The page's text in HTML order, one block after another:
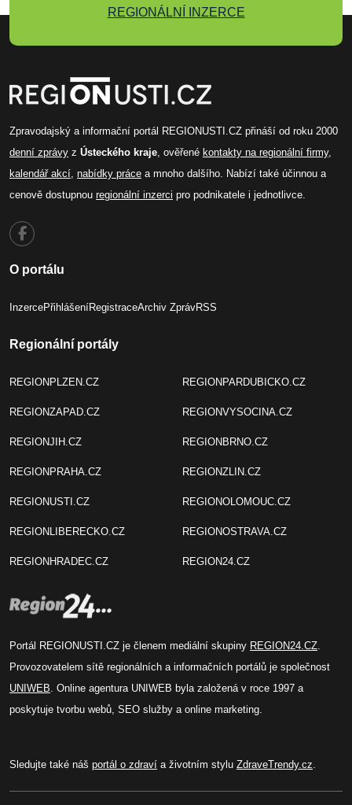
REGIONÁLNÍ INZERCE
Zpravodajský a informační portál REGIONUSTI.CZ přináší od roku 2000
denní zprávy z Ústeckého kraje, ověřené kontakty na regionální firmy,
kalendář akcí, nabídky práce a mnoho dalšího. Nabízí také účinnou a
cenově dostupnou regionální inzerci pro podnikatele i jednotlivce.
O portálu
InzercePřihlášeníRegistraceArchiv ZprávRSS
Regionální portály
REGIONPLZEN.CZ
REGIONZAPAD.CZ
REGIONJIH.CZ
REGIONPRAHA.CZ
REGIONUSTI.CZ
REGIONLIBERECKO.CZ
REGIONHRADEC.CZ
REGIONPARDUBICKO.CZ
REGIONVYSOCINA.CZ
REGIONBRNO.CZ
REGIONZLIN.CZ
REGIONOLOMOUC.CZ
REGIONOSTRAVA.CZ
REGION24.CZ
Portál REGIONUSTI.CZ je členem mediální skupiny REGION24.CZ.
Provozovatelem sítě regionálních a informačních portálů je společnost
UNIWEB. Online agentura UNIWEB byla založená v roce 1997 a
poskytuje tvorbu webů, SEO služby a online marketing.
Sledujte také náš portál o zdraví a životním stylu ZdraveTrendy.cz.